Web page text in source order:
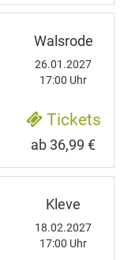
Walsrode
26.01.2027
17:00 Uhr
Tickets
ab 36,99 €
Kleve
18.02.2027
17:00 Uhr